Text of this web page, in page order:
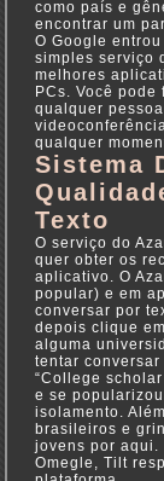
como país e
encontrar um
O Google
simples serviço
melhores
PCs. Você
qualquer
qualquer
Sistema
Texto
O serviço do
quer obter os
aplicativo. O
popular) e em
conversar por
depois clique
alguma
tentar
“College
e se
isolamento.
brasileiros e
jovens por aqui.
Omegle, Tilt